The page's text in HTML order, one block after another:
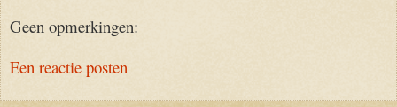
Geen opmerkingen:
Een reactie posten